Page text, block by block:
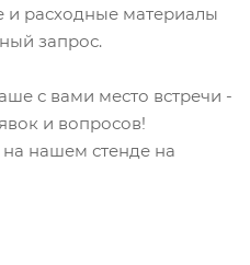
расходные материалы
запрос.
с вами место встречи -
и вопросов!
нашем стенде на